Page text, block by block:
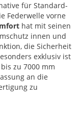
für Standard-
Federwelle vorne
hat mit seinen
innen und
die Sicherheit
exklusiv ist
zu 7000 mm
an die
zu